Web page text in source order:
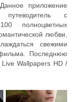
приложение
путеводитель с
полноцветных
любви,
свежими
Последнюю
Wallpapers HD /